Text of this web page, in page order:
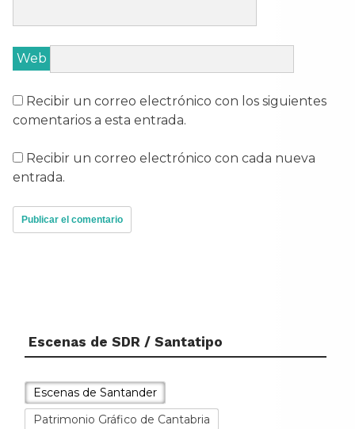
Web
Recibir un correo electrónico con los siguientes
comentarios a esta entrada.
Recibir un correo electrónico con cada nueva
entrada.
Escenas de SDR / Santatipo
Escenas de Santander
Patrimonio Gráfico de Cantabria